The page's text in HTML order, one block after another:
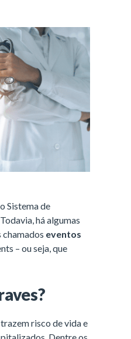
Sistema de
há algumas
eventos
– ou seja, que
risco de vida e